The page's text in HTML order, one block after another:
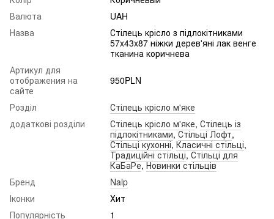
Валюта
UAH
Назва
Стілець крісло з підлокітниками
57x43x87 ніжки дерев'яні лак венге
тканина коричнева
Артикул для
отображения на
сайте
950PLN
Розділ
Стілець крісло м'яке
додаткові розділи
Стілець крісло м'яке, Стілець із
підлокітниками,Стільці Лофт,
Стільці кухонні, Класичні стільці,
Традиційні стільці,Стільці для
КаБаРе,Новинки стільців
Бренд
Nalp
Іконки
Хит
Популярність
1